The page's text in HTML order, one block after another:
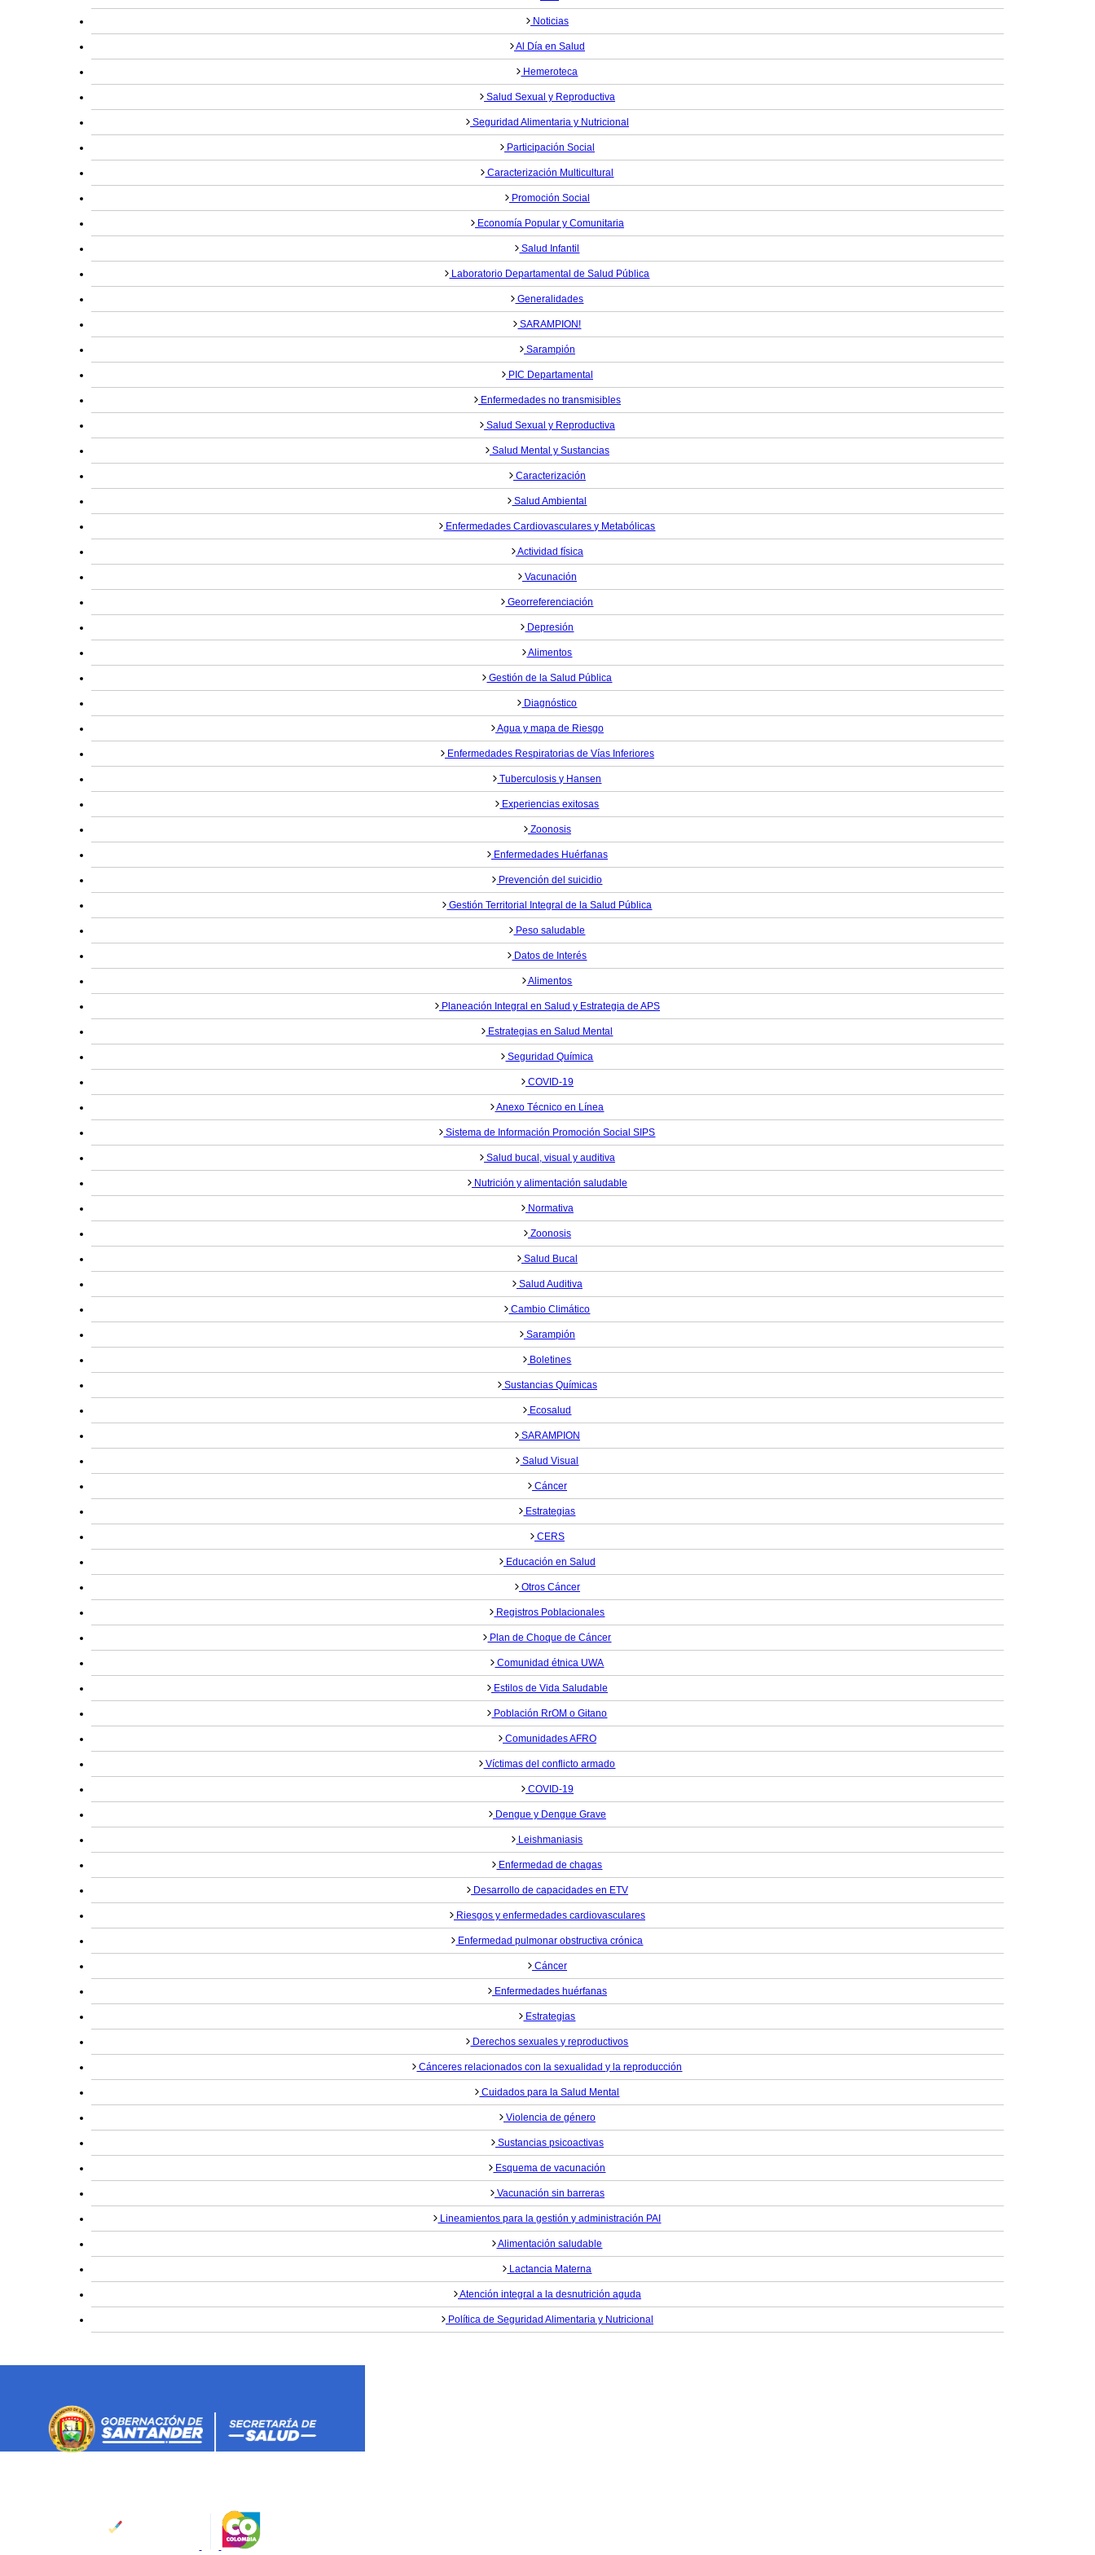
Noticias
Al Día en Salud
Hemeroteca
Salud Sexual y Reproductiva
Seguridad Alimentaria y Nutricional
Participación Social
Caracterización Multicultural
Promoción Social
Economía Popular y Comunitaria
Salud Infantil
Laboratorio Departamental de Salud Pública
Generalidades
SARAMPION!
Sarampión
PIC Departamental
Enfermedades no transmisibles
Salud Sexual y Reproductiva
Salud Mental y Sustancias
Caracterización
Salud Ambiental
Enfermedades Cardiovasculares y Metabólicas
Actividad física
Vacunación
Georreferenciación
Depresión
Alimentos
Gestión de la Salud Pública
Diagnóstico
Agua y mapa de Riesgo
Enfermedades Respiratorias de Vías Inferiores
Tuberculosis y Hansen
Experiencias exitosas
Zoonosis
Enfermedades Huérfanas
Prevención del suicidio
Gestión Territorial Integral de la Salud Pública
Peso saludable
Datos de Interés
Alimentos
Planeación Integral en Salud y Estrategia de APS
Estrategias en Salud Mental
Seguridad Química
COVID-19
Anexo Técnico en Línea
Sistema de Información Promoción Social SIPS
Salud bucal, visual y auditiva
Nutrición y alimentación saludable
Normativa
Zoonosis
Salud Bucal
Salud Auditiva
Cambio Climático
Sarampión
Boletines
Sustancias Químicas
Ecosalud
SARAMPION
Salud Visual
Cáncer
Estrategias
CERS
Educación en Salud
Otros Cáncer
Registros Poblacionales
Plan de Choque de Cáncer
Comunidad étnica UWA
Estilos de Vida Saludable
Población RrOM o Gitano
Comunidades AFRO
Víctimas del conflicto armado
COVID-19
Dengue y Dengue Grave
Leishmaniasis
Enfermedad de chagas
Desarrollo de capacidades en ETV
Riesgos y enfermedades cardiovasculares
Enfermedad pulmonar obstructiva crónica
Cáncer
Enfermedades huérfanas
Estrategias
Derechos sexuales y reproductivos
Cánceres relacionados con la sexualidad y la reproducción
Cuidados para la Salud Mental
Violencia de género
Sustancias psicoactivas
Esquema de vacunación
Vacunación sin barreras
Lineamientos para la gestión y administración PAI
Alimentación saludable
Lactancia Materna
Atención integral a la desnutrición aguda
Política de Seguridad Alimentaria y Nutricional